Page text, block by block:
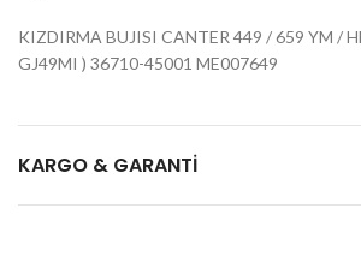
KIZDIRMA BUJISI CANTER 449 / 659 YM /
GJ49MI ) 36710-45001 ME007649
KARGO & GARANTI